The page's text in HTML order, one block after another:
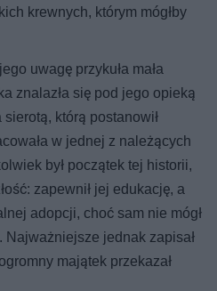
krewnych, którym mógłby
uwagę przykuła mała
znalazła się pod jego opieką
którą postanowił
w jednej z należących
był początek tej historii,
zapewnił jej edukację, a
adopcji, choć sam nie mógł
jednak zapisał
majątek przekazał